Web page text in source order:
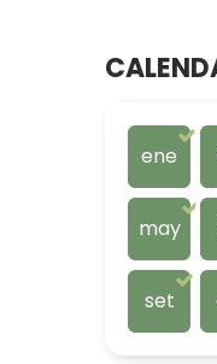
ene
may
set